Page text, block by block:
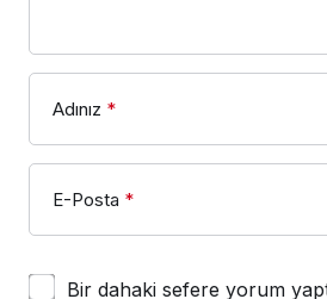
Adınız *
E-Posta *
Bir dahaki sefere yorum